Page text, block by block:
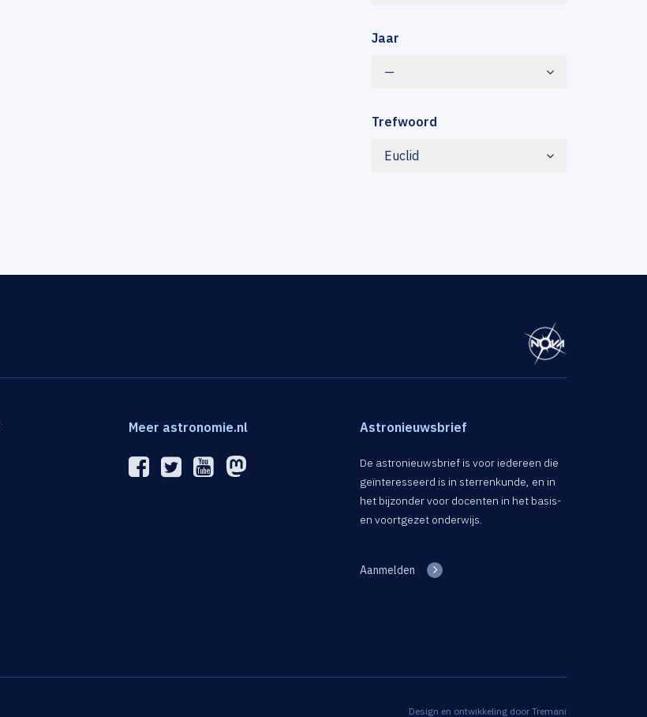
Jaar
—
Trefwoord
Euclid
Meer astronomie.nl Astronieuwsbrief
De astronieuwsbrief is voor iedereen die
geïnteresseerd is in sterrenkunde, en in
het bijzonder voor docenten in het basis-
en voortgezet onderwijs.
Aanmelden
Design en ontwikkeling door Tremani